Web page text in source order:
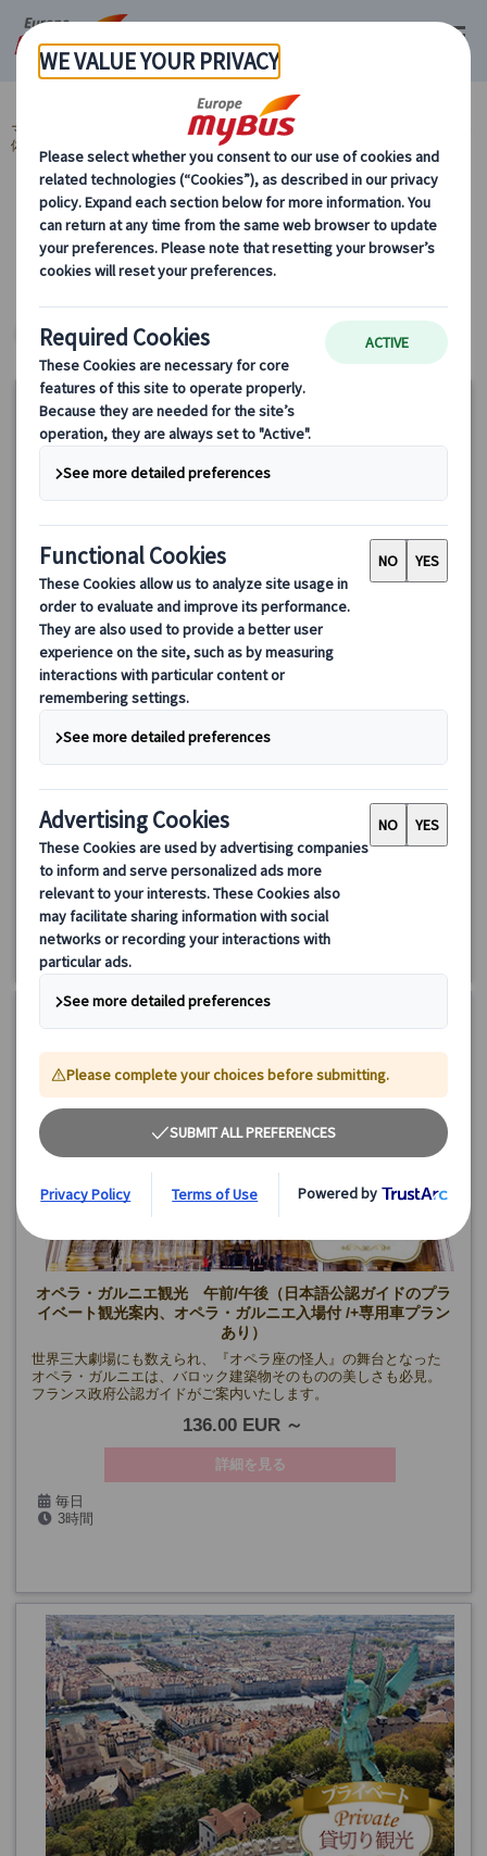
マイバス・ヨーロッパ フランス (67) パリ (67)
体験 (3)
カテゴリーから探す
グルメ・カルチャー・体験
パリ ヨーロッパ・プライベートツアー
15%
OFF
パリ・フラゴナール香水博物館＆ミニ香水作り体験ツアー｜オ
ペラ座近くで楽しむ香水ワークショップ（英語ガイド付き・日
パリ・オペラ座近くのフラゴナール香水博物館で楽しむミニ香水
作り体験ツアー。約1時間で博物館見学と香水ワークショップを体
31.00 EUR
詳細を見る
月～土曜日(12/25、1/1を除く)
1時間
オペラ・ガルニエ観光 午前/午後（日本語公認ガイドのプラ
イベート観光案内、オペラ・ガルニエ入場付 /+専用車プラン
あり）
世界三大劇場にも数えられ、『オペラ座の怪人』の舞台となった
オペラ・ガルニエは、バロック建築物そのものの美しさも必見。
フランス政府公認ガイドがご案内いたします。
136.00 EUR
詳細を見る
毎日
(5/1・8、7/14・26、9/14・19・20、12/24・25・31、1/1、貸切り
3時間